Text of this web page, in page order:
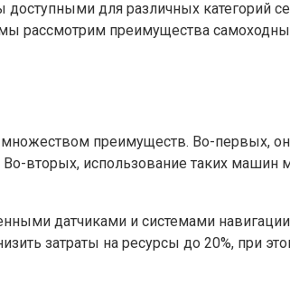
для различных категорий
рассмотрим преимущества
преимуществ. Во-первых,
вторых, использование таких
датчиками и системами
затраты на ресурсы до 20%, при